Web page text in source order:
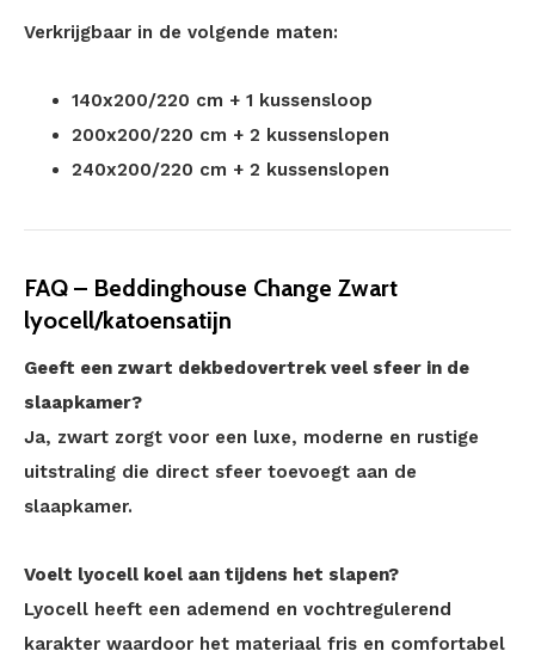
Verkrijgbaar in de volgende maten:
140x200/220 cm + 1 kussensloop
200x200/220 cm + 2 kussenslopen
240x200/220 cm + 2 kussenslopen
FAQ – Beddinghouse Change Zwart
lyocell/katoensatijn
Geeft een zwart dekbedovertrek veel sfeer in de
slaapkamer?
Ja, zwart zorgt voor een luxe, moderne en rustige
uitstraling die direct sfeer toevoegt aan de
slaapkamer.
Voelt lyocell koel aan tijdens het slapen?
Lyocell heeft een ademend en vochtregulerend
karakter waardoor het materiaal fris en comfortabel